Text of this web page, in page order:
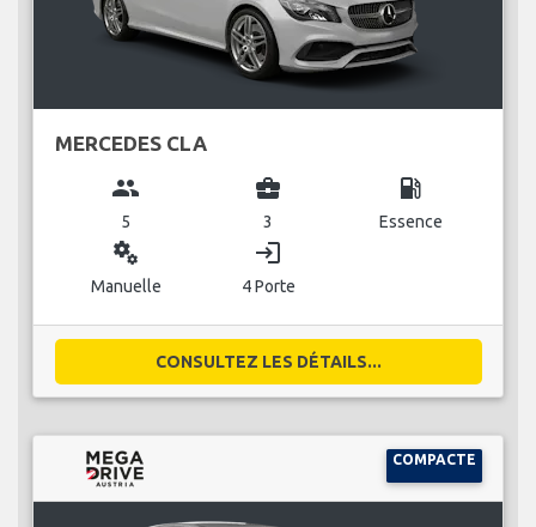
MERCEDES CLA
group
5
business_center
3
local_gas_station
Essence
miscellaneous_services
Manuelle
login
4 Porte
CONSULTEZ LES DÉTAILS...
COMPACTE